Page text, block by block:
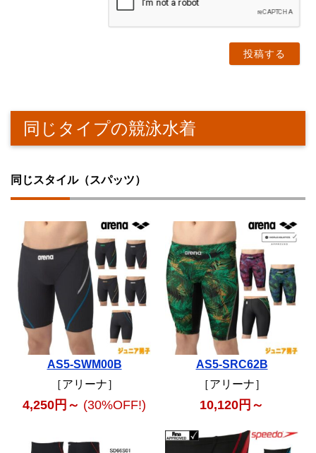
意
同じタイプの競泳水着
同じスタイル（スパッツ）
AS5-SWM00B
［アリーナ］
4,250円～ (30%OFF!)
AS5-SRC62B
［アリーナ］
10,120円～